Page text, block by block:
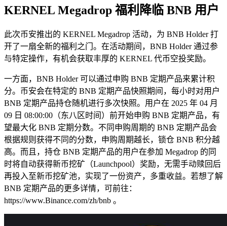
KERNEL Megadrop 福利降临 BNB 用户
此次币安推出的 KERNEL Megadrop 活动，为 BNB Holder 打
开了一扇全新的福利之门。在活动期间，BNB Holder 通过参
与特定操作，有机会获取丰厚的 KERNEL 代币空投奖励。
一方面，BNB Holder 可以通过申购 BNB 定期产品来累计积
分。币安会在特定的 BNB 定期产品快照期间，每小时对用户
BNB 定期产品持仓随机进行多次快照。用户在 2025 年 04 月
09 日 08:00:00（东八区时间）前开始申购 BNB 定期产品，有
望最大化 BNB 定期分数。不同申购周期的 BNB 定期产品会
根据规则获得不同的分数，申购周期越长，锁仓 BNB 积分越
高。而且，持仓 BNB 定期产品的用户在参加 Megadrop 的同
时将自动获得新币挖矿（Launchpool）奖励，无需手动赎回后
再投入至新币挖矿池，实现了一份资产，多重收益。若想了解
BNB 定期产品的更多详情，可前往：
https://www.Binance.com/zh/bnb 。